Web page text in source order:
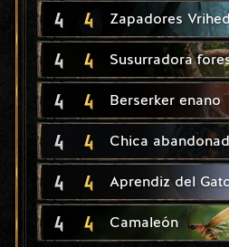
4 4 Zapadores
4 4 Susurradora
4 4 Berserker enano
4 4 Chica
4 4 Aprendiz del
4 4 Camaleón